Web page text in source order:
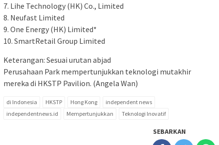
7. Lihe Technology (HK) Co., Limited
8. Neufast Limited
9. One Energy (HK) Limited*
10. SmartRetail Group Limited
Keterangan: Sesuai urutan abjad
Perusahaan Park mempertunjukkan teknologi mutakhir
mereka di HKSTP Pavilion. (Angela Wan)
di Indonesia HKSTP Hong Kong
independent news
independentnews.id
Mempertunjukkan Teknologi Inovatif
SEBARKAN